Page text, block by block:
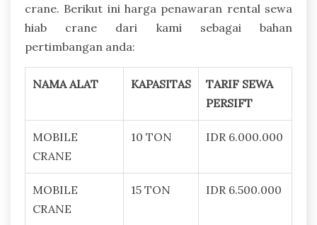
crane. Berikut ini harga penawaran rental sewa
hiab crane dari kami sebagai bahan
pertimbangan anda:
NAMA ALAT KAPASITAS
TARIF SEWA
PERSIFT
MOBILE
CRANE
10 TON IDR 6.000.000
MOBILE
CRANE
15 TON IDR 6.500.000